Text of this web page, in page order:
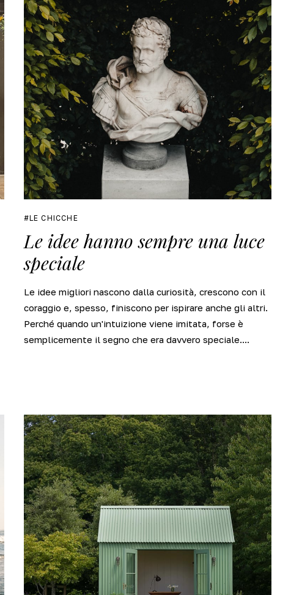
LE CHICCHE
Le idee hanno sempre una luce
speciale
Le idee migliori nascono dalla curiosità, crescono con il
coraggio e, spesso, finiscono per ispirare anche gli altri.
Perché quando un'intuizione viene imitata, forse è
semplicemente il segno che era davvero speciale....